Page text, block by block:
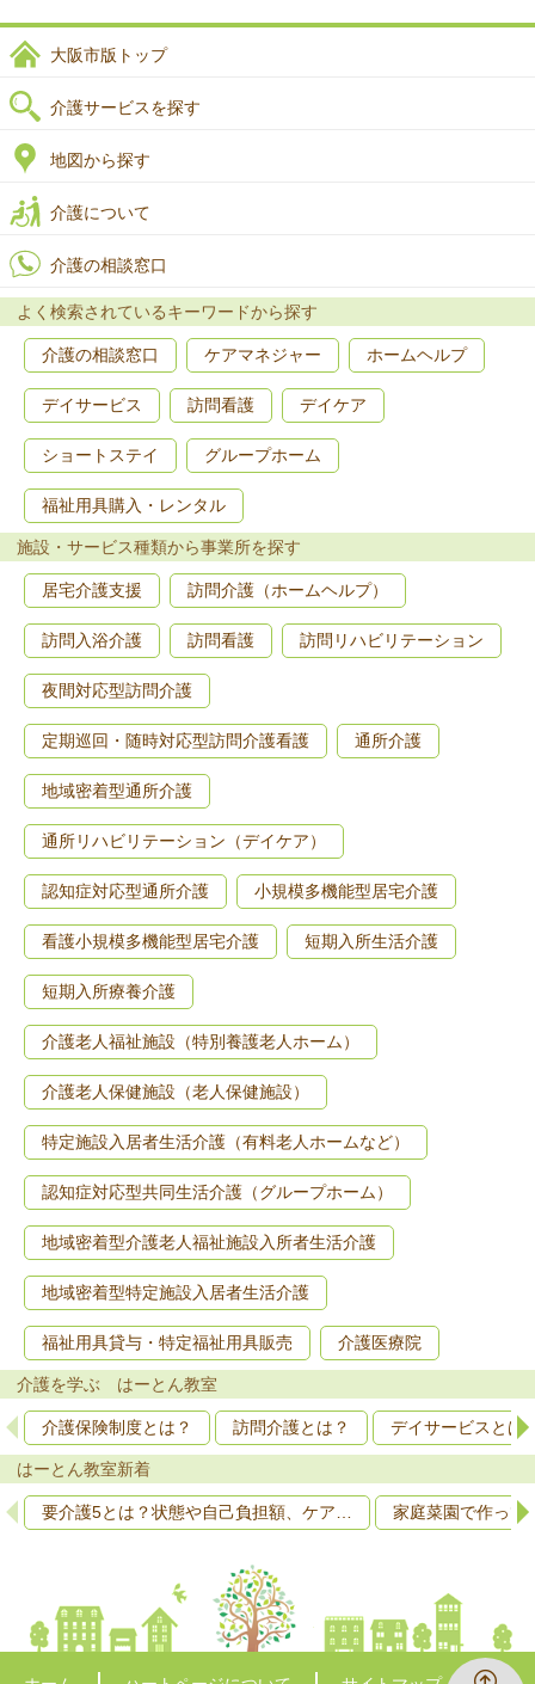
大阪市版トップ
介護サービスを探す
地図から探す
介護について
介護の相談窓口
よく検索されているキーワードから探す
介護の相談窓口 ケアマネジャー ホームヘルプ
デイサービス 訪問看護 デイケア
ショートステイ グループホーム
福祉用具購入・レンタル
施設・サービス種類から事業所を探す
居宅介護支援 訪問介護（ホームヘルプ）
訪問入浴介護 訪問看護 訪問リハビリテーション
夜間対応型訪問介護
定期巡回・随時対応型訪問介護看護 通所介護
地域密着型通所介護
通所リハビリテーション（デイケア）
認知症対応型通所介護 小規模多機能型居宅介護
看護小規模多機能型居宅介護 短期入所生活介護
短期入所療養介護
介護老人福祉施設（特別養護老人ホーム）
介護老人保健施設（老人保健施設）
特定施設入居者生活介護（有料老人ホームなど）
認知症対応型共同生活介護（グループホーム）
地域密着型介護老人福祉施設入所者生活介護
地域密着型特定施設入居者生活介護
福祉用具貸与・特定福祉用具販売 介護医療院
介護を学ぶ はーとん教室
介護保険制度とは？ 訪問介護とは？ デイサービスとは
はーとん教室新着
要介護5とは？状態や自己負担額、ケア… 家庭菜園で作っ